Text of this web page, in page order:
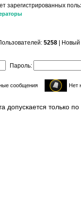
зарегистрированных
5258 |
Пароль:
сообщения Нет
допускается только